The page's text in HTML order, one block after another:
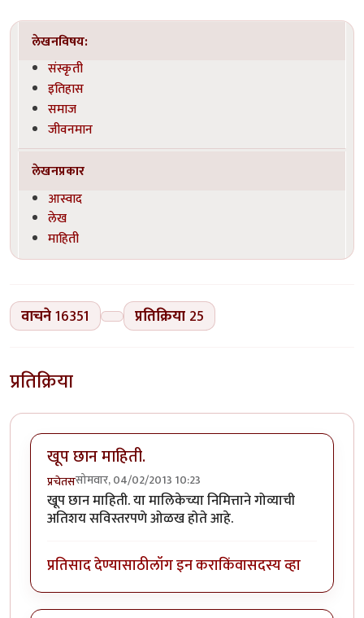
लेखनविषय:
संस्कृती
इतिहास
समाज
जीवनमान
लेखनप्रकार
आस्वाद
लेख
माहिती
वाचने16351 प्रतिक्रिया 25
प्रतिक्रिया
खूप छान माहिती.
प्रचेतससोमवार, 04/02/2013 10:23
खूप छान माहिती. या मालिकेच्या निमित्ताने गोव्याची
अतिशय सविस्तरपणे ओळख होते आहे.
प्रतिसाद देण्यासाठीलॉग इन कराकिंवासदस्य व्हा